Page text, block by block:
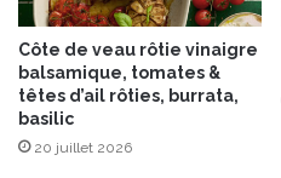
Côte de veau rôtie vinaigre
balsamique, tomates &
têtes d’ail rôties, burrata,
basilic
20 juillet 2026